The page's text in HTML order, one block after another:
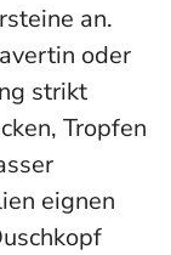
an.
oder
strikt
Tropfen
eignen